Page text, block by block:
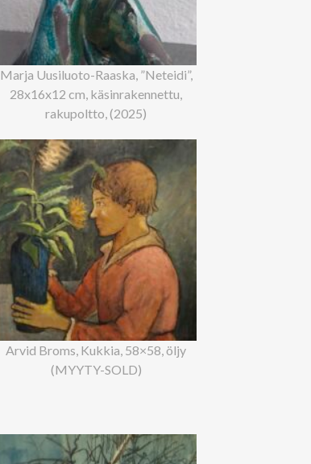
Marja Uusiluoto-Raaska, ”Neteidi”,
28x16x12 cm, käsinrakennettu,
rakupoltto, (2025)
Arvid Broms, Kukkia, 58×58, öljy
(MYYTY-SOLD)